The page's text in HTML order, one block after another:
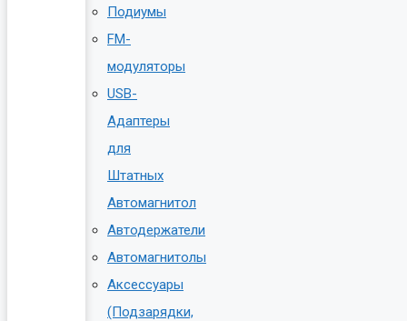
Подиумы
FM-
модуляторы
USB-
Адаптеры
для
Штатных
Автомагнитол
Автодержатели
Автомагнитолы
Аксессуары
(Подзарядки,